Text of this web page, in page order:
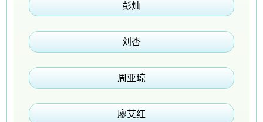
彭灿
刘杏
周亚琼
廖艾红